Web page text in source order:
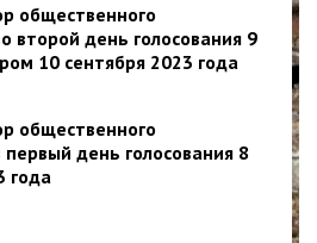
общественного
второй день голосования 9
10 сентября 2023 года
общественного
день голосования 8
года